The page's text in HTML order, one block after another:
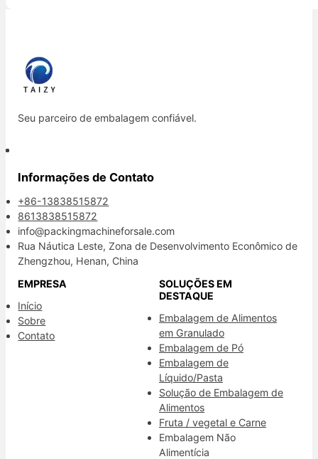
Seu parceiro de embalagem confiável.
Informações de Contato
+86-13838515872
8613838515872
info@packingmachineforsale.com
Rua Náutica Leste, Zona de Desenvolvimento Econômico de
Zhengzhou, Henan, China
EMPRESA
Início
Sobre
Contato
SOLUÇÕES EM
DESTAQUE
Embalagem de Alimentos
em Granulado
Embalagem de Pó
Embalagem de
Líquido/Pasta
Solução de Embalagem de
Alimentos
Fruta / vegetal e Carne
Embalagem Não
Alimentícia